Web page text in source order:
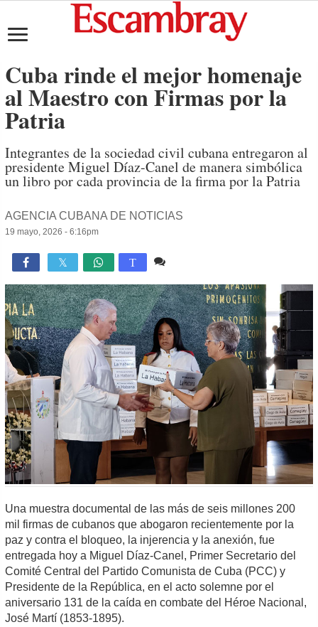
Cuba rinde el mejor homenaje
al Maestro con Firmas por la
Patria
Integrantes de la sociedad civil cubana entregaron al
presidente Miguel Díaz-Canel de manera simbólica
un libro por cada provincia de la firma por la Patria
AGENCIA CUBANA DE NOTICIAS
19 mayo, 2026 - 6:16pm
 T
Una muestra documental de las más de seis millones 200
mil firmas de cubanos que abogaron recientemente por la
paz y contra el bloqueo, la injerencia y la anexión, fue
entregada hoy a Miguel Díaz-Canel, Primer Secretario del
Comité Central del Partido Comunista de Cuba (PCC) y
Presidente de la República, en el acto solemne por el
aniversario 131 de la caída en combate del Héroe Nacional,
José Martí (1853-1895).